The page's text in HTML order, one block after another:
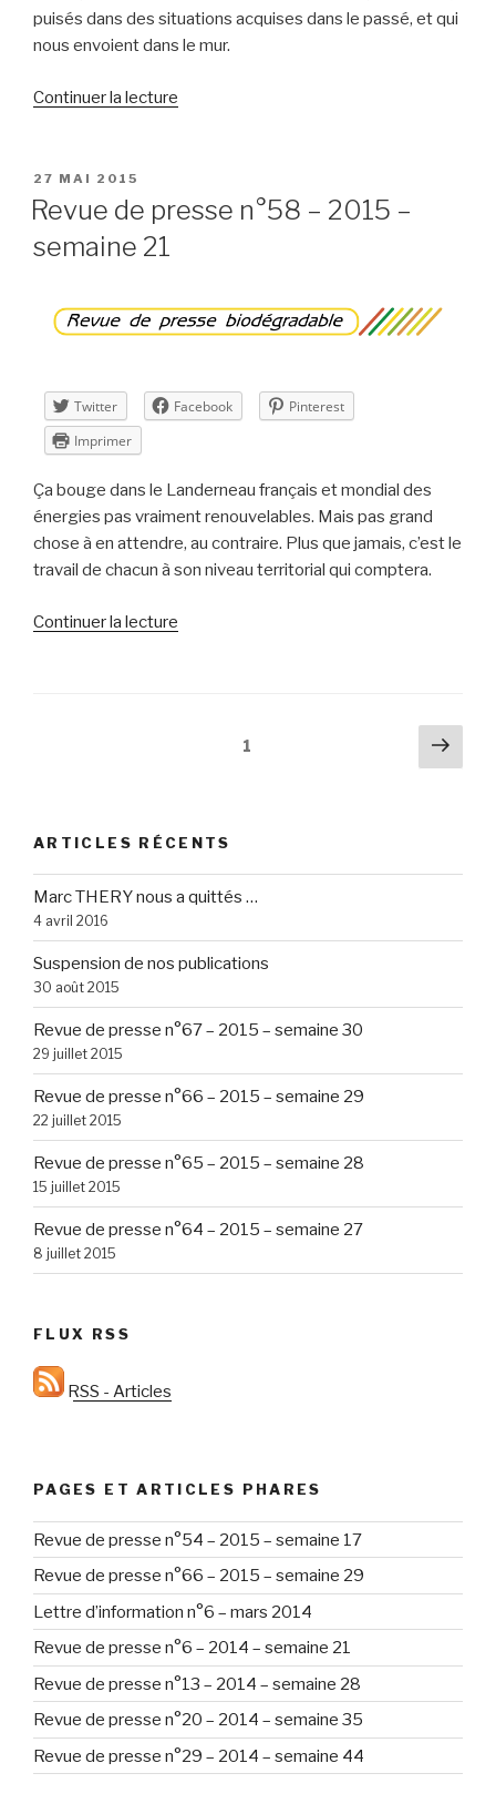
puisés dans des situations acquises dans le passé, et qui
nous envoient dans le mur.
Continuer la lecture
n°59
semaine
22 »
PUBLIÉ
LE
27 MAI 2015
Revue de presse n°58 – 2015 –
semaine 21
Twitter Facebook
Pinterest
Imprimer
Ça bouge dans le Landerneau français et mondial des
énergies pas vraiment renouvelables. Mais pas grand
chose à en attendre, au contraire. Plus que jamais, c’est le
travail de chacun à son niveau territorial qui comptera.
Continuer la lecture
semaine
1
ARTICLES RÉCENTS
Marc THERY nous a quittés …
4 avril 2016
Suspension de nos publications
30 août 2015
Revue de presse n°67 – 2015 – semaine 30
29 juillet 2015
Revue de presse n°66 – 2015 – semaine 29
22 juillet 2015
Revue de presse n°65 – 2015 – semaine 28
15 juillet 2015
Revue de presse n°64 – 2015 – semaine 27
8 juillet 2015
FLUX RSS
RSS - Articles
PAGES ET ARTICLES PHARES
Revue de presse n°54 – 2015 – semaine 17
Revue de presse n°66 – 2015 – semaine 29
Lettre d’information n°6 – mars 2014
Revue de presse n°6 – 2014 – semaine 21
Revue de presse n°13 – 2014 – semaine 28
Revue de presse n°20 – 2014 – semaine 35
Revue de presse n°29 – 2014 – semaine 44